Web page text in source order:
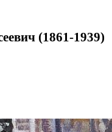
(1861-1939)